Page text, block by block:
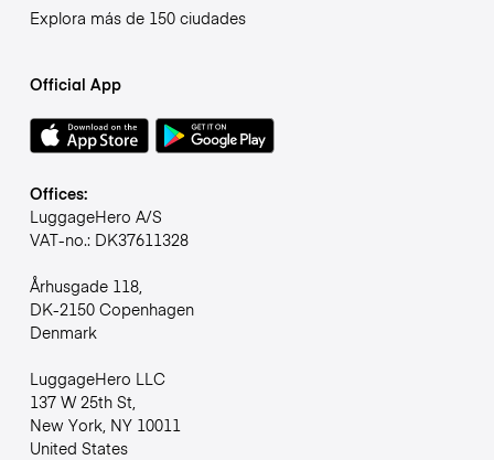
Explora más de 150 ciudades
Official App
Offices:
LuggageHero A/S
VAT-no.: DK37611328
Århusgade 118,
DK-2150 Copenhagen
Denmark
LuggageHero LLC
137 W 25th St,
New York, NY 10011
United States